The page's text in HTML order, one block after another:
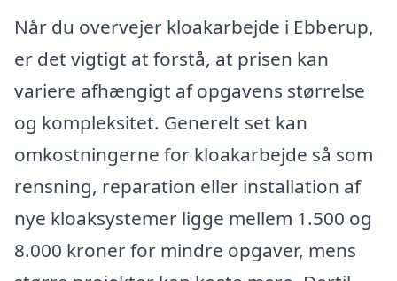
Når du overvejer kloakarbejde i Ebberup,
er det vigtigt at forstå, at prisen kan
variere afhængigt af opgavens størrelse
og kompleksitet. Generelt set kan
omkostningerne for kloakarbejde så som
rensning, reparation eller installation af
nye kloaksystemer ligge mellem 1.500 og
8.000 kroner for mindre opgaver, mens